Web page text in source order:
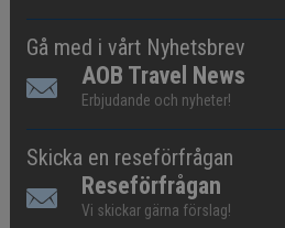
Gå med i vårt Nyhetsbrev
AOB Travel News
Erbjudande och nyheter!
Skicka en reseförfrågan
Reseförfrågan
Vi skickar gärna förslag!